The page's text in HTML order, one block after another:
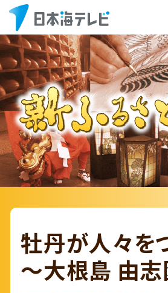
牡丹が人々を
～大根島 由